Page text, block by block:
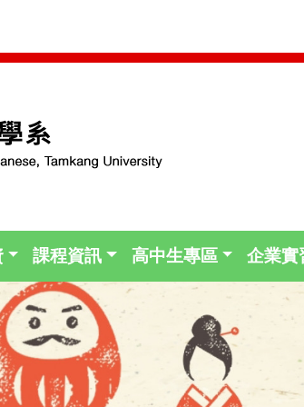
課程資訊 高中生專區 企業實